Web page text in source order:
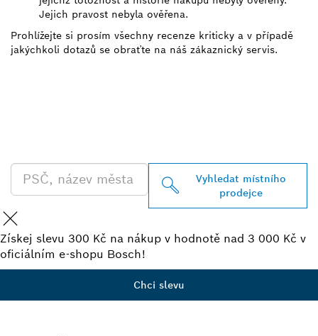
Jejich pravost nebyla ověřena.
Prohlížejte si prosím všechny recenze kriticky a v případě
jakýchkoli dotazů se obraťte na náš zákaznický servis.
Vyhledat místního
prodejce
Získej slevu 300 Kč na nákup v hodnotě nad 3 000 Kč v
oficiálním e-shopu Bosch!
Chci slevu